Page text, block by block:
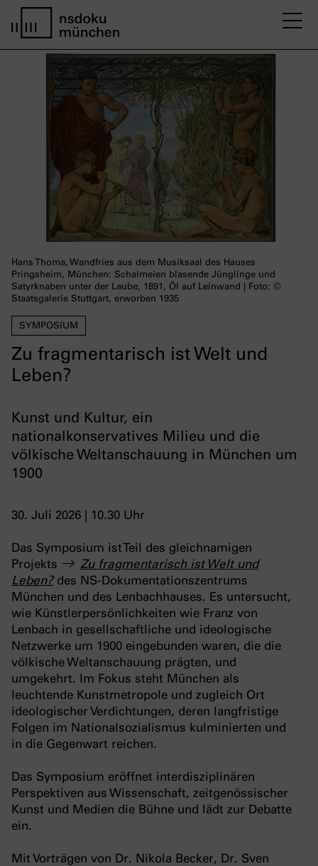
SYMPOSIUM
Zu fragmentarisch ist Welt und
Leben?
Kunst und Kultur, ein
nationalkonservatives Milieu und die
völkische Weltanschauung in München um
1900
30. Juli 2026 | 10.30 Uhr
Hans Thoma, Wandfries aus dem Musiksaal des Hauses
Pringsheim, München: Schalmeien blasende Jünglinge und
Satyrknaben unter der Laube, 1891, Öl auf Leinwand | Foto: ©
Staatsgalerie Stuttgart, erworben 1935
Das Symposium ist Teil des gleichnamigen
Projekts
Zu fragmentarisch ist Welt und
Leben?des NS-Dokumentationszentrums
München und des Lenbachhauses. Es untersucht,
wie Künstlerpersönlichkeiten wie Franz von
Lenbach in gesellschaftliche und ideologische
Netzwerke um 1900 eingebunden waren, die die
völkische Weltanschauung prägten, und
umgekehrt. Im Fokus steht München als
leuchtende Kunstmetropole und zugleich Ort
ideologischer Verdichtungen, deren langfristige
Folgen im Nationalsozialismus kulminierten und
in die Gegenwart reichen.
Das Symposium eröffnet interdisziplinären
Perspektiven aus Wissenschaft, zeitgenössischer
Kunst und Medien die Bühne und lädt zur Debatte
ein.
Mit Vorträgen von Dr. Nikola Becker, Dr. Sven